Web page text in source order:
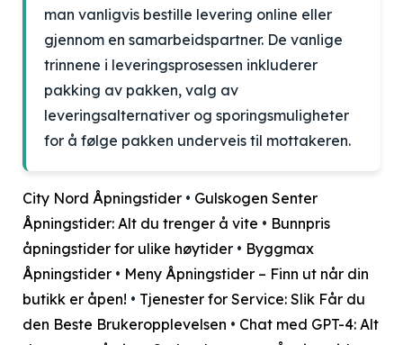
man vanligvis bestille levering online eller
gjennom en samarbeidspartner. De vanlige
trinnene i leveringsprosessen inkluderer
pakking av pakken, valg av
leveringsalternativer og sporingsmuligheter
for å følge pakken underveis til mottakeren.
City Nord Åpningstider • Gulskogen Senter
Åpningstider: Alt du trenger å vite • Bunnpris
åpningstider for ulike høytider • Byggmax
Åpningstider • Meny Åpningstider – Finn ut når din
butikk er åpen! • Tjenester for Service: Slik Får du
den Beste Brukeropplevelsen • Chat med GPT-4: Alt